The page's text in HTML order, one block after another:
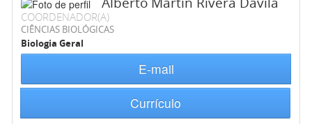
COORDENADOR(A)
CIÊNCIAS BIOLÓGICAS
Biologia Geral
E-mail
Currículo